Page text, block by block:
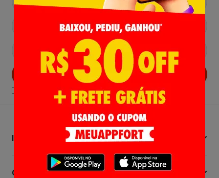
Cadastrar
Declaro estar ciente dasPoliticas de Privacidade.
Institucional
Central de Ajuda